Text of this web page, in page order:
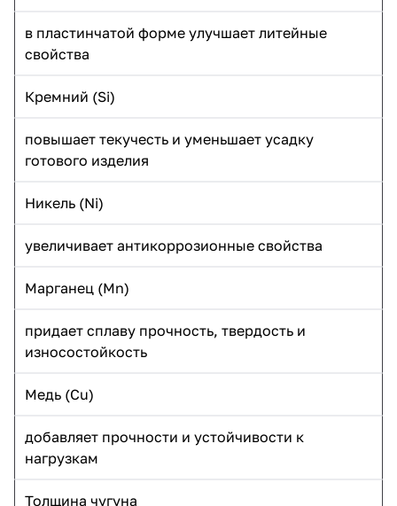
в пластинчатой форме улучшает литейные
свойства
Кремний (Si)
повышает текучесть и уменьшает усадку
готового изделия
Никель (Ni)
увеличивает антикоррозионные свойства
Марганец (Mn)
придает сплаву прочность, твердость и
износостойкость
Медь (Cu)
добавляет прочности и устойчивости к
нагрузкам
Толщина чугуна